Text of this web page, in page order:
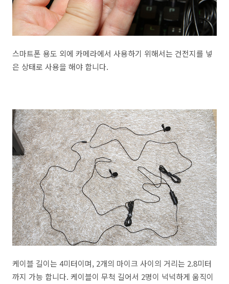
스마트폰 용도 외에 카메라에서 사용하기 위해서는 건전지를 넣
은 상태로 사용을 해야 합니다.
케이블 길이는 4미터이며, 2개의 마이크 사이의 거리는 2.8미터
까지 가능 합니다. 케이블이 무척 길어서 2명이 넉넉하게 움직이